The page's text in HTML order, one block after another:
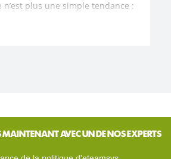
n’est plus une simple tendance :
migre massivement vers
MAINTENANT AVEC UN DE NOS EXPERTS